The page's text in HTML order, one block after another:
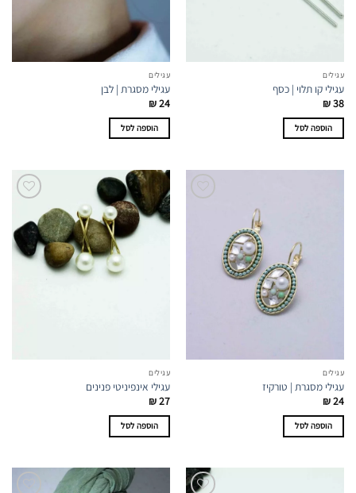
עגילים
עגילי קו תלוי | כסף
₪38
הוספה לסל
עגילים
עגילי מסגרת | לבן
₪24
הוספה לסל
עגילים
עגילי מסגרת | טורקיז
₪24
הוספה לסל
עגילים
עגילי אינפיניטי פנינים
₪27
הוספה לסל